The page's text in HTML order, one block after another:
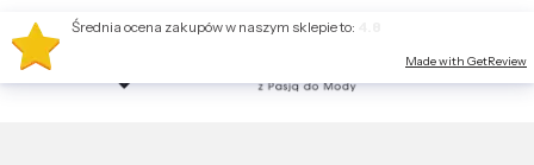
Średnia ocena zakupów w naszym sklepie to:
Made with GetReview